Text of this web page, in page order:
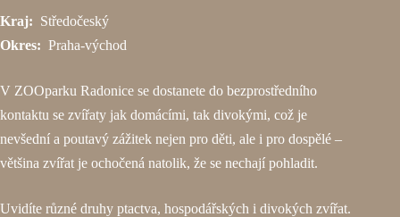
Kraj: Středočeský
Okres: Praha-východ
V ZOOparku Radonice se dostanete do bezprostředního
kontaktu se zvířaty jak domácími, tak divokými, což je
nevšední a poutavý zážitek nejen pro děti, ale i pro dospělé –
většina zvířat je ochočená natolik, že se nechají pohladit.
Uvidíte různé druhy ptactva, hospodářských i divokých zvířat.